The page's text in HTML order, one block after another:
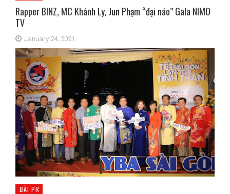
Rapper BINZ, MC Khánh Ly, Jun Phạm “đại náo” Gala NIMO
TV
January 24, 2021
BÀI PR